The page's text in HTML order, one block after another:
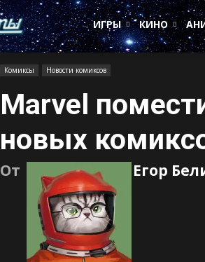
Котонавты
ИГРЫ
КИНО
Комиксы Новости комиксов
Marvel
новых
От Егор